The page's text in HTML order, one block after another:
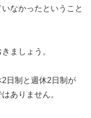
なかったということ
ましょう。
日制と週休2日制が
ありません。